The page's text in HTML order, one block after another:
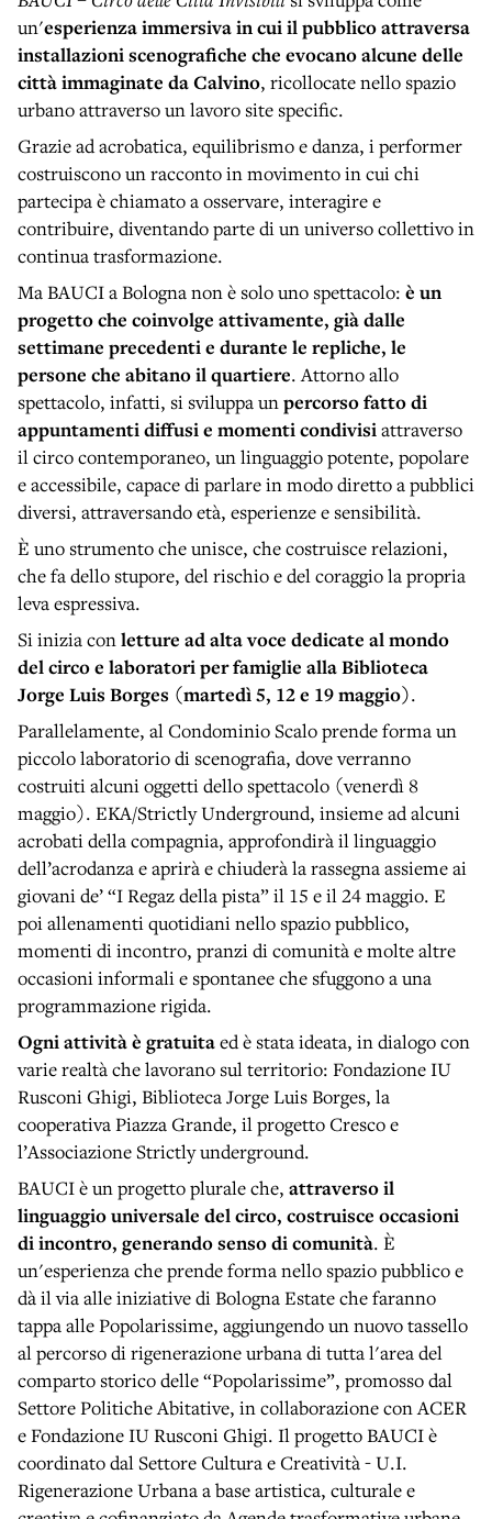
un'esperienza immersiva in cui il pubblico attraversa
installazioni scenografiche che evocano alcune delle
città immaginate da Calvino, ricollocate nello spazio
urbano attraverso un lavoro site specific.
Grazie ad acrobatica, equilibrismo e danza, i performer
costruiscono un racconto in movimento in cui chi
partecipa è chiamato a osservare, interagire e
contribuire, diventando parte di un universo collettivo in
continua trasformazione.
Ma BAUCI a Bologna non è solo uno spettacolo: è un
progetto che coinvolge attivamente, già dalle
settimane precedenti e durante le repliche, le
persone che abitano il quartiere. Attorno allo
spettacolo, infatti, si sviluppa unpercorso fatto di
appuntamenti diffusi e momenti condivisiattraverso
il circo contemporaneo, un linguaggio potente, popolare
e accessibile, capace di parlare in modo diretto a pubblici
diversi, attraversando età, esperienze e sensibilità.
È uno strumento che unisce, che costruisce relazioni,
che fa dello stupore, del rischio e del coraggio la propria
leva espressiva.
Si inizia conletture ad alta voce dedicate al mondo
del circo e laboratori per famiglie alla Biblioteca
Jorge Luis Borges (martedì 5, 12 e 19 maggio).
Parallelamente, al Condominio Scalo prende forma un
piccolo laboratorio di scenografia, dove verranno
costruiti alcuni oggetti dello spettacolo (venerdì 8
maggio). EKA/Strictly Underground, insieme ad alcuni
acrobati della compagnia, approfondirà il linguaggio
dell’acrodanza e aprirà e chiuderà la rassegna assieme ai
giovani de’ “I Regaz della pista” il 15 e il 24 maggio. E
poi allenamenti quotidiani nello spazio pubblico,
momenti di incontro, pranzi di comunità e molte altre
occasioni informali e spontanee che sfuggono a una
programmazione rigida.
Ogni attività è gratuitaed è stata ideata, in dialogo con
varie realtà che lavorano sul territorio: Fondazione IU
Rusconi Ghigi, Biblioteca Jorge Luis Borges, la
cooperativa Piazza Grande, il progetto Cresco e
l’Associazione Strictly underground.
BAUCI è un progetto plurale che, attraverso il
linguaggio universale del circo, costruisce occasioni
di incontro, generando senso di comunità. È
un'esperienza che prende forma nello spazio pubblico e
dà il via alle iniziative di Bologna Estate che faranno
tappa alle Popolarissime, aggiungendo un nuovo tassello
al percorso di rigenerazione urbana di tutta l'area del
comparto storico delle “Popolarissime”, promosso dal
Settore Politiche Abitative, in collaborazione con ACER
e Fondazione IU Rusconi Ghigi. Il progetto BAUCI è
coordinato dal Settore Cultura e Creatività - U.I.
Rigenerazione Urbana a base artistica, culturale e